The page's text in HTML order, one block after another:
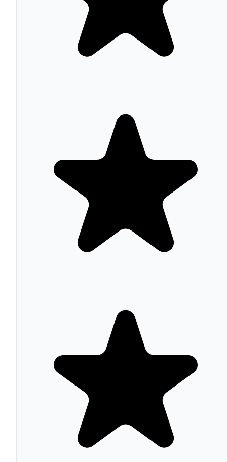
de prompts. Según datos de Mailchimp, sus clientes han
enviado más de 9.800 millones de emails con contenido
generado por IA. También incorpora optimización
predictiva del momento de envío y segmentación
Integraciones y ecosistema
Mailchimp ofrece más de 300 integraciones nativas, lo
la convierte en una de las plataformas más conectadas
mercado. Shopify, WooCommerce, Stripe, WordPress,
Canva, Salesforce, Google Analytics, Facebook,
y Zapier son solo las más populares. La integración con
ecosistema Intuit (QuickBooks, especialmente) permite
cruzar datos financieros y de marketing para
la plataforma. Las landing pages integradas y los
formularios de captación completan un ecosistema que
permite a un negocio pequeño gestionar toda su
de marketing digital desde un solo lugar.
Precios y planes de Mailchimp en